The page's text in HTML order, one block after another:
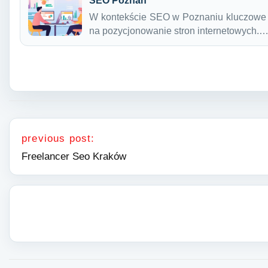
W kontekście SEO w Poznaniu
na pozycjonowanie stron internetowych.…
Nawigacja wpisu
previous post:
Freelancer Seo Kraków